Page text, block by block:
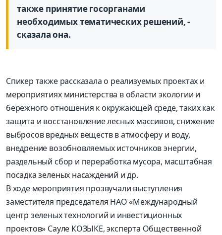
также принятие госорганами
необходимых тематических решений, -
сказала она.
Спикер также рассказала о реализуемых проектах и
мероприятиях министерства в области экологии и
бережного отношения к окружающей среде, таких как
защита и восстановление лесных массивов, снижение
выбросов вредных веществ в атмосферу и воду,
внедрение возобновляемых источников энергии,
раздельный сбор и переработка мусора, масштабная
посадка зеленых насаждений и др.
В ходе мероприятия прозвучали выступления
заместителя председателя НАО «Международный
центр зеленых технологий и инвестиционных
проектов» Сауле КОЗЫКЕ, эксперта Общественной